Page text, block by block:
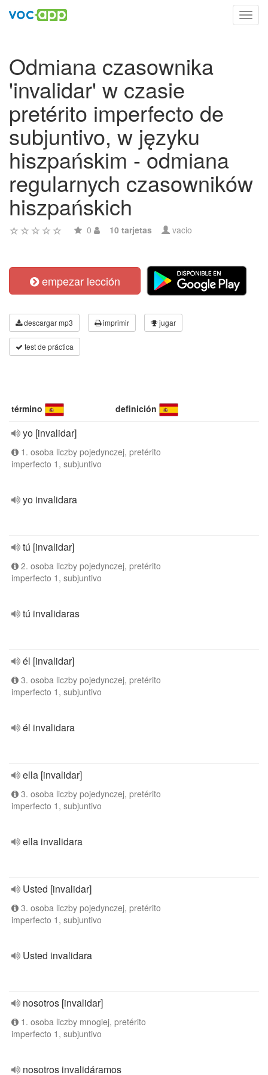
Odmiana czasownika
'invalidar' w czasie
pretérito imperfecto de
subjuntivo, w języku
hiszpańskim - odmiana
regularnych czasowników
hiszpańskich
0 10 tarjetas vacio
empezar lección
descargar mp3 imprimir jugar
test de práctica
término definición
yo [invalidar]
1. osoba liczby pojedynczej, pretérito
imperfecto 1, subjuntivo
yo invalidara
tú [invalidar]
2. osoba liczby pojedynczej, pretérito
imperfecto 1, subjuntivo
tú invalidaras
él [invalidar]
3. osoba liczby pojedynczej, pretérito
imperfecto 1, subjuntivo
él invalidara
ella [invalidar]
3. osoba liczby pojedynczej, pretérito
imperfecto 1, subjuntivo
ella invalidara
Usted [invalidar]
3. osoba liczby pojedynczej, pretérito
imperfecto 1, subjuntivo
Usted invalidara
nosotros [invalidar]
1. osoba liczby mnogiej, pretérito
imperfecto 1, subjuntivo
nosotros invalidáramos